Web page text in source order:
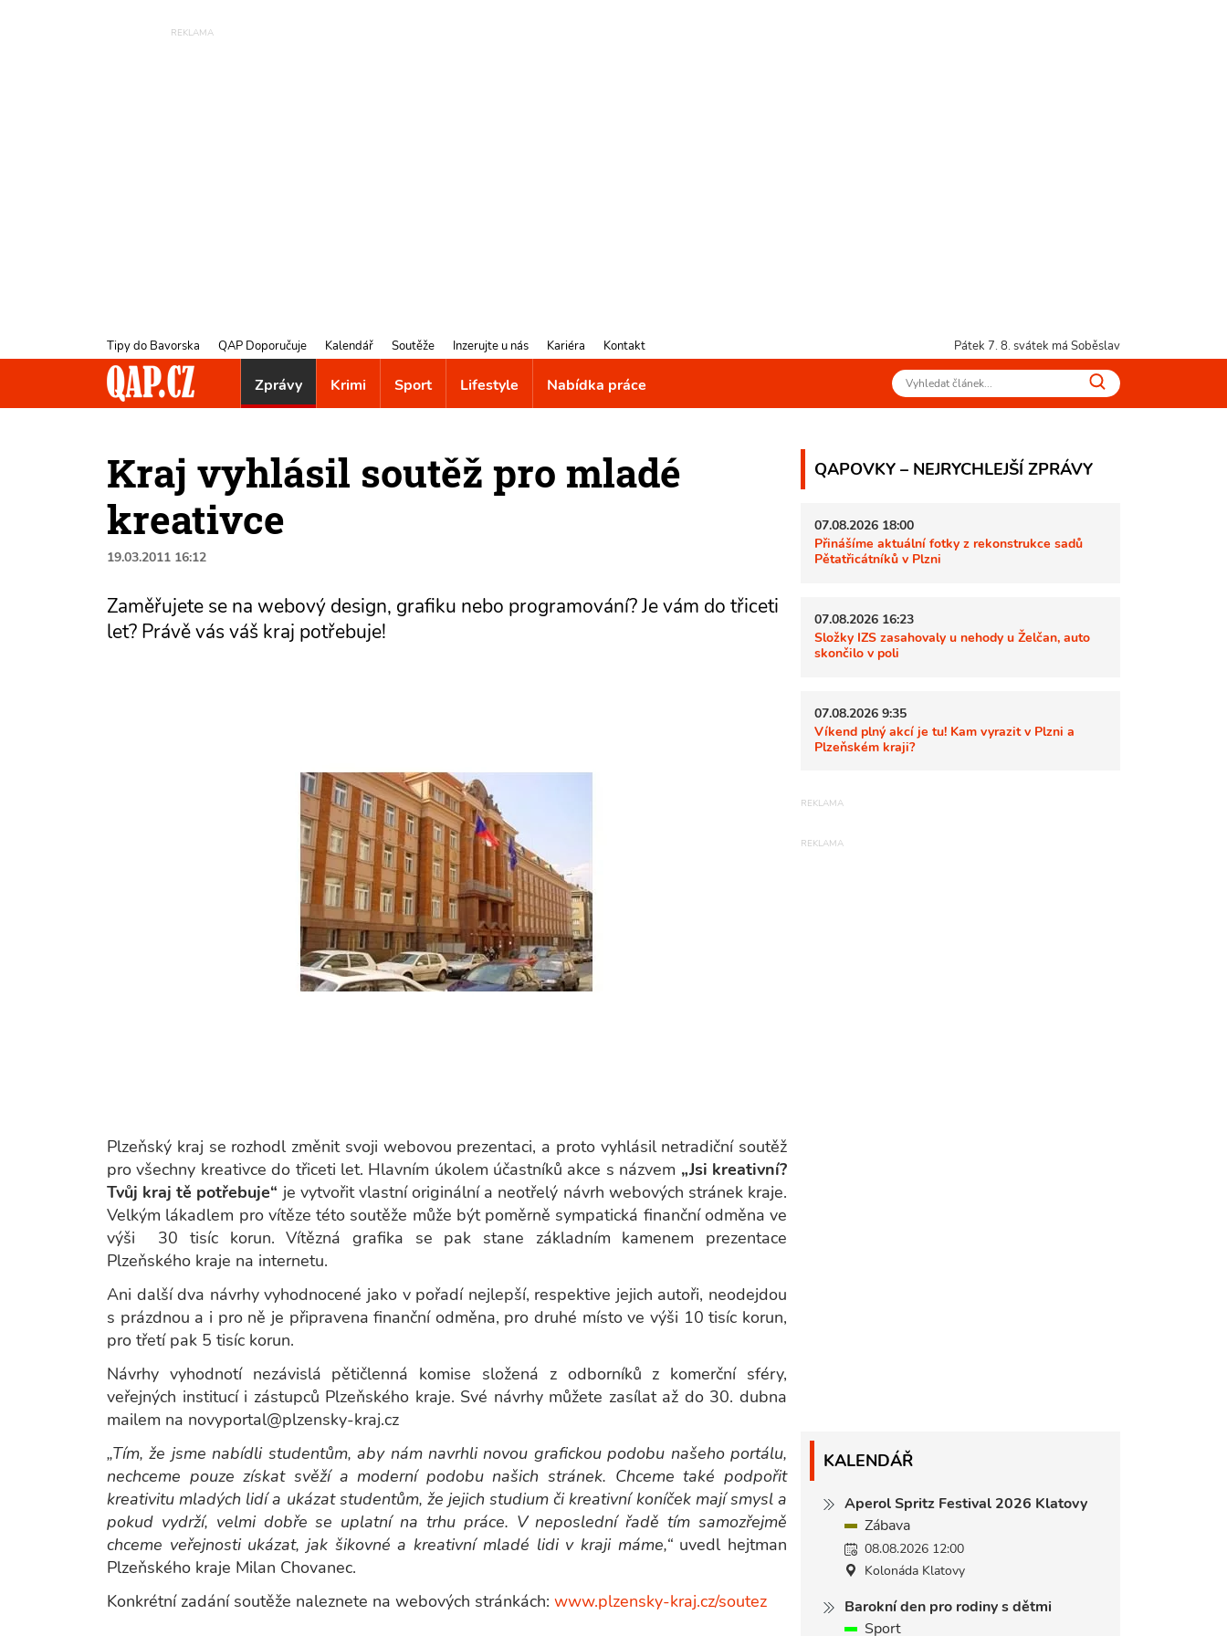
Tipy do Bavorska QAP Doporučuje Kalendář Soutěže Inzerujte u nás Kariéra Kontakt Pátek 7. 8. svátek má Soběslav
Zprávy Krimi Sport Lifestyle Nabídka práce
Kraj vyhlásil soutěž pro mladé
kreativce
19.03.2011 16:12
Zaměřujete se na webový design, grafiku nebo programování? Je vám do třiceti
let? Právě vás váš kraj potřebuje!
Plzeňský kraj se rozhodl změnit svoji webovou prezentaci, a proto vyhlásil netradiční soutěž
pro všechny kreativce do třiceti let. Hlavním úkolem účastníků akce s názvem „Jsi kreativní?
Tvůj kraj tě potřebuje“ je vytvořit vlastní originální a neotřelý návrh webových stránek kraje.
Velkým lákadlem pro vítěze této soutěže může být poměrně sympatická finanční odměna ve
výši 30 tisíc korun. Vítězná grafika se pak stane základním kamenem prezentace
Plzeňského kraje na internetu.
Ani další dva návrhy vyhodnocené jako v pořadí nejlepší, respektive jejich autoři, neodejdou
s prázdnou a i pro ně je připravena finanční odměna, pro druhé místo ve výši 10 tisíc korun,
pro třetí pak 5 tisíc korun.
Návrhy vyhodnotí nezávislá pětičlenná komise složená z odborníků z komerční sféry,
veřejných institucí i zástupců Plzeňského kraje. Své návrhy můžete zasílat až do 30. dubna
mailem na novyportal@plzensky-kraj.cz
„Tím, že jsme nabídli studentům, aby nám navrhli novou grafickou podobu našeho portálu,
nechceme pouze získat svěží a moderní podobu našich stránek. Chceme také podpořit
kreativitu mladých lidí a ukázat studentům, že jejich studium či kreativní koníček mají smysl a
pokud vydrží, velmi dobře se uplatní na trhu práce. V neposlední řadě tím samozřejmě
chceme veřejnosti ukázat, jak šikovné a kreativní mladé lidi v kraji máme,“uvedl hejtman
Plzeňského kraje Milan Chovanec.
Konkrétní zadání soutěže naleznete na webových stránkách: www.plzensky-kraj.cz/soutez
QAPOVKY – NEJRYCHLEJŠÍ ZPRÁVY
07.08.2026 18:00
Přinášíme aktuální fotky z rekonstrukce sadů
Pětatřicátníků v Plzni
07.08.2026 16:23
Složky IZS zasahovaly u nehody u Želčan, auto
skončilo v poli
07.08.2026 9:35
Víkend plný akcí je tu! Kam vyrazit v Plzni a
Plzeňském kraji?
KALENDÁŘ
Aperol Spritz Festival 2026 Klatovy
Zábava
08.08.2026 12:00
Kolonáda Klatovy
Barokní den pro rodiny s dětmi
Sport